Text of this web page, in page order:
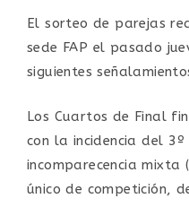
El sorteo de parejas
sede FAP el pasado
siguientes
Los Cuartos de Final
con la incidencia del
incomparecencia mixta
único de competición,